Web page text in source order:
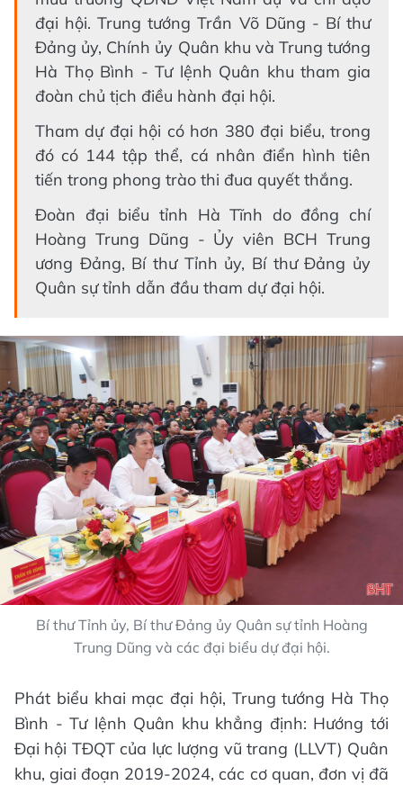
đại hội. Trung tướng Trần Võ Dũng - Bí thư
Đảng ủy, Chính ủy Quân khu và Trung tướng
Hà Thọ Bình - Tư lệnh Quân khu tham gia
đoàn chủ tịch điều hành đại hội.
Tham dự đại hội có hơn 380 đại biểu, trong
đó có 144 tập thể, cá nhân điển hình tiên
tiến trong phong trào thi đua quyết thắng.
Đoàn đại biểu tỉnh Hà Tĩnh do đồng chí
Hoàng Trung Dũng - Ủy viên BCH Trung
ương Đảng, Bí thư Tỉnh ủy, Bí thư Đảng ủy
Quân sự tỉnh dẫn đầu tham dự đại hội.
Bí thư Tỉnh ủy, Bí thư Đảng ủy Quân sự tỉnh Hoàng
Trung Dũng và các đại biểu dự đại hội.
Phát biểu khai mạc đại hội, Trung tướng Hà Thọ
Bình - Tư lệnh Quân khu khẳng định: Hướng tới
Đại hội TĐQT của lực lượng vũ trang (LLVT) Quân
khu, giai đoạn 2019-2024, các cơ quan, đơn vị đã